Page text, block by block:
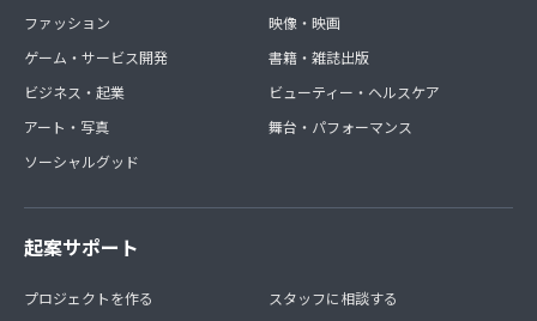
ファッション
ゲーム・サービス開発
ビジネス・起業
アート・写真
ソーシャルグッド
映像・映画
書籍・雑誌出版
ビューティー・ヘルスケア
舞台・パフォーマンス
起案サポート
プロジェクトを作る
スタッフに相談する